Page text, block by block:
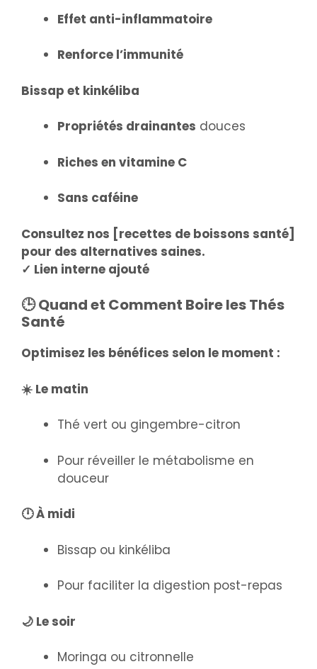
Effet anti-inflammatoire
Renforce l’immunité
Bissap et kinkéliba
Propriétés drainantes douces
Riches en vitamine C
Sans caféine
Consultez nos [recettes de boissons santé]
pour des alternatives saines.
✓ Lien interne ajouté
🕒 Quand et Comment Boire les Thés
Santé
Optimisez les bénéfices selon le moment :
☀️ Le matin
Thé vert ou gingembre-citron
Pour réveiller le métabolisme en
douceur
🕛 À midi
Bissap ou kinkéliba
Pour faciliter la digestion post-repas
🌙 Le soir
Moringa ou citronnelle